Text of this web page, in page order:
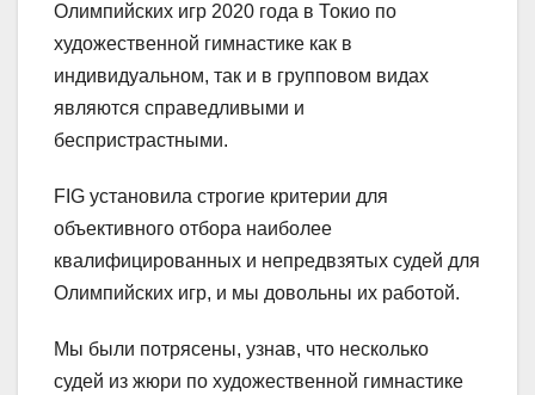
Олимпийских игр 2020 года в Токио по
художественной гимнастике как в
индивидуальном, так и в групповом видах
являются справедливыми и
беспристрастными.
FIG установила строгие критерии для
объективного отбора наиболее
квалифицированных и непредвзятых судей для
Олимпийских игр, и мы довольны их работой.
Мы были потрясены, узнав, что несколько
судей из жюри по художественной гимнастике